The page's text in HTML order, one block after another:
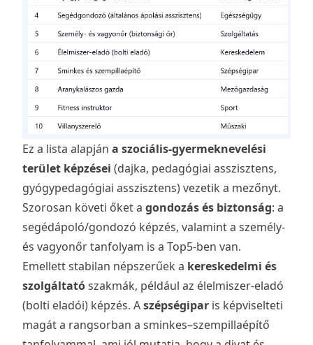
Ez a lista alapján a szociális-gyermeknevelési
terület képzései (dajka, pedagógiai asszisztens,
gyógypedagógiai asszisztens) vezetik a mezőnyt.
Szorosan követi őket a gondozás és biztonság: a
segédápoló/gondozó képzés, valamint a személy-
és vagyonőr tanfolyam is a Top5-ben van.
Emellett stabilan népszerűek a kereskedelmi és
szolgáltatószakmák, például az élelmiszer-eladó
(bolti eladói) képzés. Aszépségipar is képviselteti
magát a rangsorban a sminkes–szempillaépítő